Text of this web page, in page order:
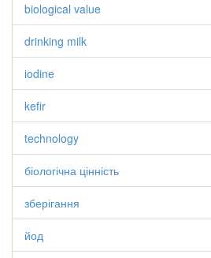
biological value
drinking milk
iodine
kefir
technology
біологічна цінність
зберігання
йод